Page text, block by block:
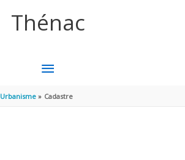
Thénac
MENU
PRINCIPAL
Urbanisme Cadastre